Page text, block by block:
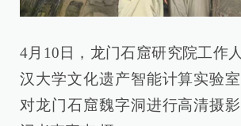
4月10日，龙门石窟研究院工作
汉大学文化遗产智能计算实验
对龙门石窟魏字洞进行高清摄